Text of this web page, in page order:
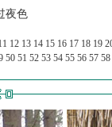
夜色
12 13 14 15 16 17 18 19
50 51 52 53 54 55 56 57 58